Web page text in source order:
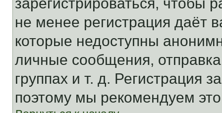
не менее регистрация даёт
которые недоступны
личные сообщения,
группах и т. д. Регистрация
поэтому мы рекомендуем